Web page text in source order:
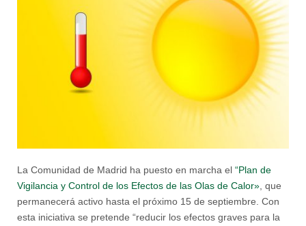
La Comunidad de Madrid ha puesto en marcha el “Plan de
Vigilancia y Control de los Efectos de las Olas de Calor» , que
permanecerá activo hasta el próximo 15 de septiembre. Con
esta iniciativa se pretende “reducir los efectos graves para la